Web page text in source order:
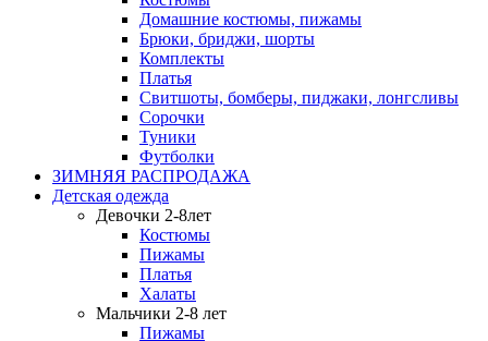
Домашние костюмы, пижамы
Брюки, бриджи, шорты
Комплекты
Платья
Свитшоты, бомберы, пиджаки, лонгсливы
Сорочки
Туники
Футболки
ЗИМНЯЯ РАСПРОДАЖА
Детская одежда
Девочки 2-8лет
Костюмы
Пижамы
Платья
Халаты
Мальчики 2-8 лет
Пижамы